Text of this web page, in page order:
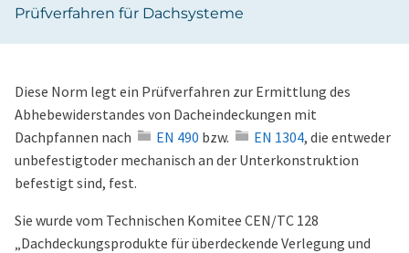
Prüfverfahren für Dachsysteme
Diese Norm legt ein Prüfverfahren zur Ermittlung des
Abhebewiderstandes von Dacheindeckungen mit
Dachpfannen nach
EN 490 bzw. EN 1304, die entweder
unbefestigtoder mechanisch an der Unterkonstruktion
befestigt sind, fest.
Sie wurde vom Technischen Komitee CEN/TC 128
„Dachdeckungsprodukte für überdeckende Verlegung und